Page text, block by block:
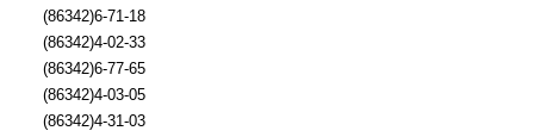
(86342)6-71-18
(86342)4-02-33
(86342)6-77-65
(86342)4-03-05
(86342)4-31-03